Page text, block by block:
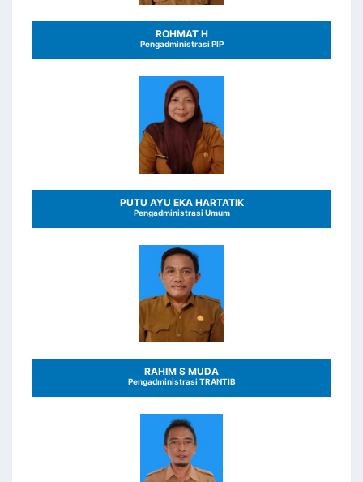
ROHMAT H
Pengadministrasi PIP
PUTU AYU EKA HARTATIK
Pengadministrasi Umum
RAHIM S MUDA
Pengadministrasi TRANTIB